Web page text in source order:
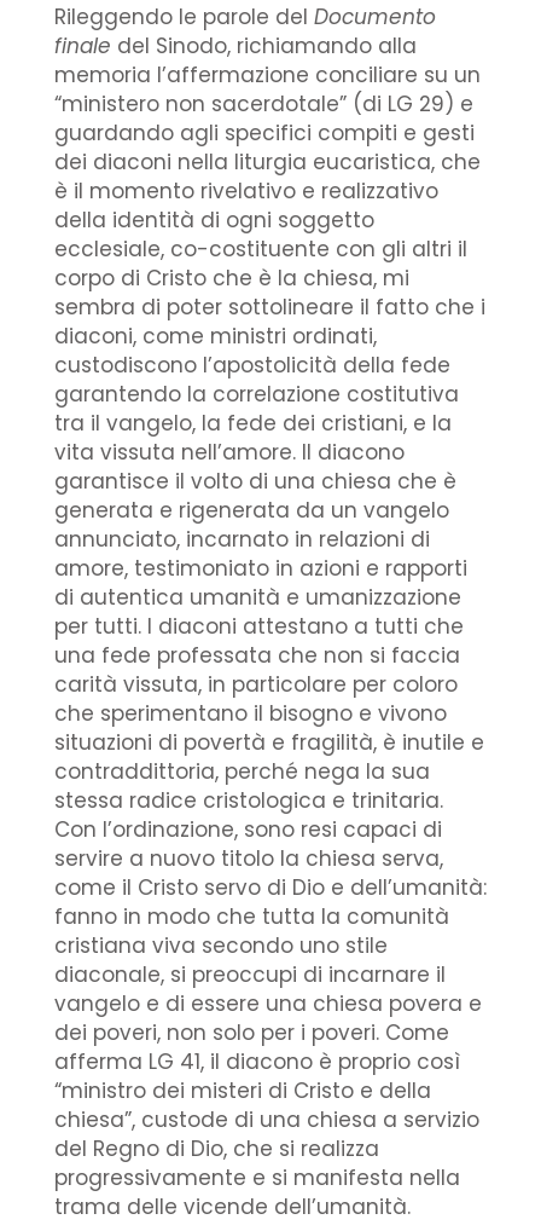
Rileggendo le parole del Documento
finale del Sinodo, richiamando alla
memoria l’affermazione conciliare su un
“ministero non sacerdotale” (di LG 29) e
guardando agli specifici compiti e gesti
dei diaconi nella liturgia eucaristica, che
è il momento rivelativo e realizzativo
della identità di ogni soggetto
ecclesiale, co-costituente con gli altri il
corpo di Cristo che è la chiesa, mi
sembra di poter sottolineare il fatto che i
diaconi, come ministri ordinati,
custodiscono l’apostolicità della fede
garantendo la correlazione costitutiva
tra il vangelo, la fede dei cristiani, e la
vita vissuta nell’amore. Il diacono
garantisce il volto di una chiesa che è
generata e rigenerata da un vangelo
annunciato, incarnato in relazioni di
amore, testimoniato in azioni e rapporti
di autentica umanità e umanizzazione
per tutti. I diaconi attestano a tutti che
una fede professata che non si faccia
carità vissuta, in particolare per coloro
che sperimentano il bisogno e vivono
situazioni di povertà e fragilità, è inutile e
contraddittoria, perché nega la sua
stessa radice cristologica e trinitaria.
Con l’ordinazione, sono resi capaci di
servire a nuovo titolo la chiesa serva,
come il Cristo servo di Dio e dell’umanità:
fanno in modo che tutta la comunità
cristiana viva secondo uno stile
diaconale, si preoccupi di incarnare il
vangelo e di essere una chiesa povera e
dei poveri, non solo per i poveri. Come
afferma LG 41, il diacono è proprio così
“ministro dei misteri di Cristo e della
chiesa”, custode di una chiesa a servizio
del Regno di Dio, che si realizza
progressivamente e si manifesta nella
trama delle vicende dell’umanità.